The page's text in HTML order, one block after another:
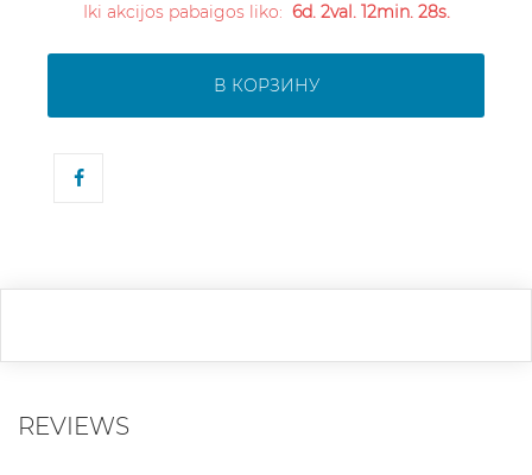
Iki akcijos pabaigos liko: 6d. 2val. 12min. 28s.
В КОРЗИНУ
REVIEWS